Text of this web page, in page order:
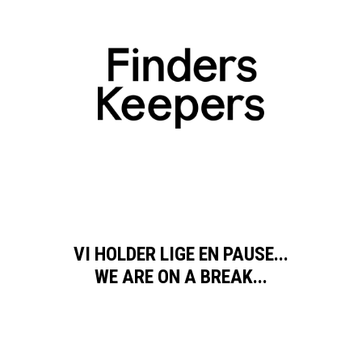
VI HOLDER LIGE EN PAUSE...
WE ARE ON A BREAK...